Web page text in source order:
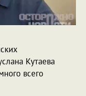
Кутаева
всего